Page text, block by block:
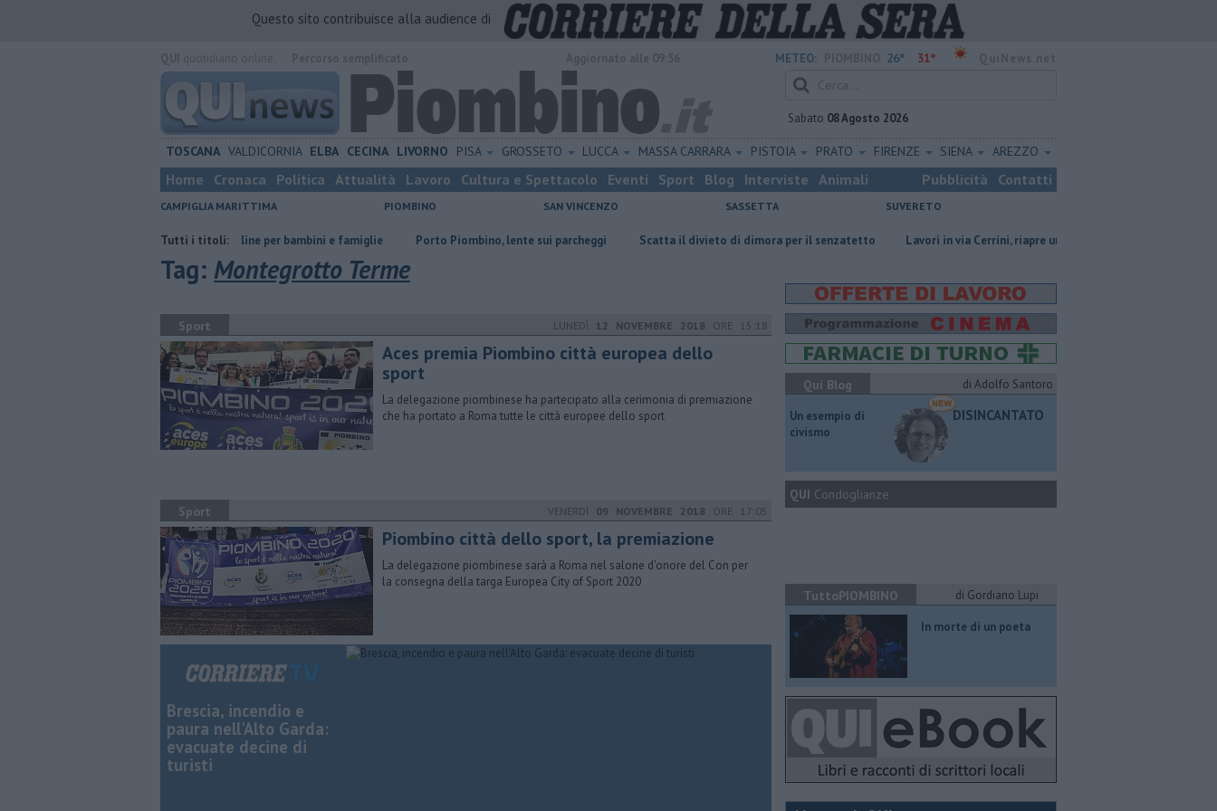
Questo sito contribuisce alla audience di
METEO: 26° 31°
Sabato 08 Agosto 2026
TOSCANA VALDICORNIA ELBA CECINA LIVORNO PISA GROSSETO LUCCA MASSA CARRARA PISTOIA PRATO FIRENZE SIENA AREZZO
Home Cronaca Politica Attualità Lavoro Cultura e Spettacolo Eventi Sport Blog Interviste Animali Pubblicità Contatti
CAMPIGLIA MARITTIMA PIOMBINO SAN VINCENZO SASSETTA SUVERETO
Tutti i titoli:
Ventimila cartoline per bambini e famiglie Porto Piombino, lente sui parcheggi Scatta il divieto di dimora per il senzatetto Lavori in via Cerrini, riapre un tratto di strada
Tag: Montegrotto Terme
Sport LUNEDÌ 12 NOVEMBRE 2018 ORE 15:18
Aces premia Piombino città europea dello
sport
La delegazione piombinese ha partecipato alla cerimonia di premiazione
che ha portato a Roma tutte le città europee dello sport
Sport VENERDÌ 09 NOVEMBRE 2018 ORE 17:05
Piombino città dello sport, la premiazione
La delegazione piombinese sarà a Roma nel salone d'onore del Con per
la consegna della targa Europea City of Sport 2020
Brescia, incendio e
paura nell'Alto Garda:
evacuate decine di
turisti
Qui Blog di Adolfo Santoro
​Un esempio di
civismo
DISINCANTATO
QUI Condoglianze
TuttoPIOMBINO di Gordiano Lupi
In morte di un poeta